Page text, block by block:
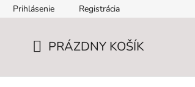
Prihlásenie Registrácia
PRÁZDNY KOŠÍK